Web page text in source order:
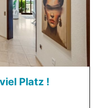
Platz !